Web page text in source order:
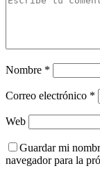
Nombre *
Correo electrónico *
Web
Guardar mi
navegador para la